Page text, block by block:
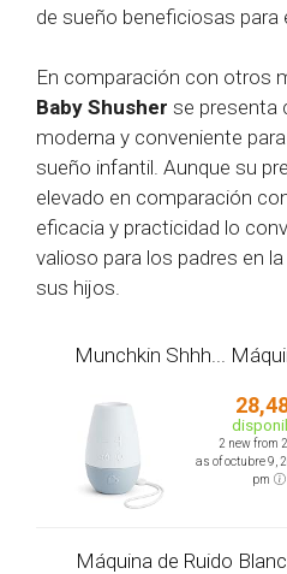
de sueño beneficiosas para
En comparación con otros
Baby Shusher se presenta
moderna y conveniente
sueño infantil. Aunque su
elevado en comparación
eficacia y practicidad lo
valioso para los padres en
sus hijos.
Munchkin Shhh...
2 new from
as of octubre 9,
pm
Máquina de Ruido